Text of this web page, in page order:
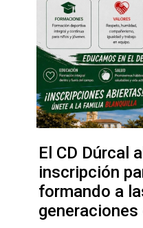
El CD Dúrcal
inscripción
formando a